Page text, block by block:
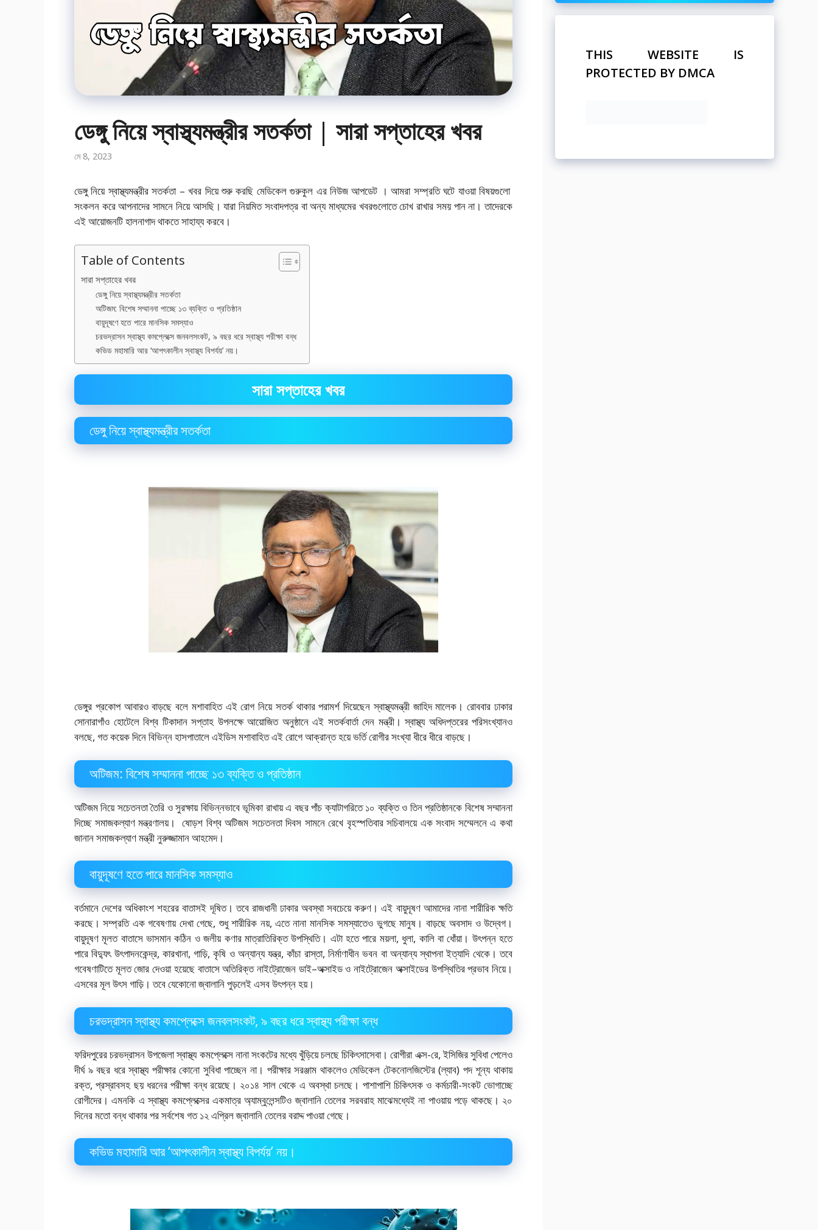
ডেঙ্গু নিয়ে স্বাস্থ্যমন্ত্রীর সতর্কতা | সারা সপ্তাহের খবর
মে 8, 2023
ডেঙ্গু নিয়ে স্বাস্থ্যমন্ত্রীর সতর্কতা – খবর দিয়ে শুরু করছি মেডিকেল গুরুকুল এর নিউজ আপডেট । আমরা সম্প্রতি ঘটে যাওয়া বিষয়গুলো
সংকলন করে আপনাদের সামনে নিয়ে আসছি। যারা নিয়মিত সংবাদপত্র বা অন্য মাধ্যমের খবরগুলোতে চোখ রাখার সময় পান না। তাদেরকে
এই আয়োজনটি হালনাগাদ থাকতে সাহায্য করবে।
Table of Contents
সারা সপ্তাহের খবর
ডেঙ্গু নিয়ে স্বাস্থ্যমন্ত্রীর সতর্কতা
অটিজম: বিশেষ সম্মাননা পাচ্ছে ১৩ ব্যক্তি ও প্রতিষ্ঠান
বায়ুদূষণে হতে পারে মানসিক সমস্যাও
চরভদ্রাসন স্বাস্থ্য কমপ্লেক্সে জনবলসংকট, ৯ বছর ধরে স্বাস্থ্য পরীক্ষা বন্ধ
কভিড মহামারি আর ‘আপৎকালীন স্বাস্থ্য বিপর্যয়’ নয়।
সারা সপ্তাহের খবর
ডেঙ্গু নিয়ে স্বাস্থ্যমন্ত্রীর সতর্কতা
ডেঙ্গুর প্রকোপ আবারও বাড়ছে বলে মশাবাহিত এই রোগ নিয়ে সতর্ক থাকার পরামর্শ দিয়েছেন স্বাস্থ্যমন্ত্রী জাহিদ মালেক। রোববার ঢাকার
সোনারাগাঁও হোটেলে বিশ্ব টিকাদান সপ্তাহ উপলক্ষে আয়োজিত অনুষ্ঠানে এই সতর্কবার্তা দেন মন্ত্রী।স্বাস্থ্য অধিদপ্তরের পরিসংখ্যানও
বলছে, গত কয়েক দিনে বিভিন্ন হাসপাতালে এইডিস মশাবাহিত এই রোগে আক্রান্ত হয়ে ভর্তি রোগীর সংখ্যা ধীরে ধীরে বাড়ছে।
অটিজম: বিশেষ সম্মাননা পাচ্ছে ১৩ ব্যক্তি ও প্রতিষ্ঠান
অটিজম নিয়ে সচেতনতা তৈরি ও সুরক্ষায় বিভিন্নভাবে ভূমিকা রাখায় এ বছর পাঁচ ক্যাটাগরিতে ১০ ব্যক্তি ও তিন প্রতিষ্ঠানকে বিশেষ সম্মাননা
দিচ্ছে সমাজকল্যাণ মন্ত্রণালয়।ষোড়শ বিশ্ব অটিজম সচেতনতা দিবস সামনে রেখে বৃহস্পতিবার সচিবালয়ে এক সংবাদ সম্মেলনে এ কথা
জানান সমাজকল্যাণ মন্ত্রী নুরুজ্জামান আহমেদ।
বায়ুদূষণে হতে পারে মানসিক সমস্যাও
বর্তমানে দেশের অধিকাংশ শহরের বাতাসই দূষিত। তবে রাজধানী ঢাকার অবস্থা সবচেয়ে করুণ। এই বায়ুদূষণ আমাদের নানা শারীরিক ক্ষতি
করছে। সম্প্রতি এক গবেষণায় দেখা গেছে, শুধু শারীরিক নয়, এতে নানা মানসিক সমস্যাতেও ভুগছে মানুষ। বাড়ছে অবসাদ ও উদ্বেগ।
বায়ুদূষণ মূলত বাতাসে ভাসমান কঠিন ও জলীয় কণার মাত্রাতিরিক্ত উপস্থিতি। এটা হতে পারে ময়লা, ধুলা, কালি বা ধোঁয়া। উৎপন্ন হতে
পারে বিদ্যুৎ উৎপাদনকেন্দ্র, কারখানা, গাড়ি, কৃষি ও অন্যান্য যন্ত্র, কাঁচা রাস্তা, নির্মাণাধীন ভবন বা অন্যান্য স্থাপনা ইত্যাদি থেকে। তবে
গবেষণাটিতে মূলত জোর দেওয়া হয়েছে বাতাসে অতিরিক্ত নাইট্রোজেন ডাই–অক্সাইড ও নাইট্রোজেন অক্সাইডের উপস্থিতির প্রভাব নিয়ে।
এসবের মূল উৎস গাড়ি। তবে যেকোনো জ্বালানি পুড়লেই এসব উৎপন্ন হয়।
চরভদ্রাসন স্বাস্থ্য কমপ্লেক্সে জনবলসংকট, ৯ বছর ধরে স্বাস্থ্য পরীক্ষা বন্ধ
ফরিদপুরের চরভদ্রাসন উপজেলা স্বাস্থ্য কমপ্লেক্সে নানা সংকটের মধ্যে খুঁড়িয়ে চলছে চিকিৎসাসেবা। রোগীরা এক্স-রে, ইসিজির সুবিধা পেলেও
দীর্ঘ ৯ বছর ধরে স্বাস্থ্য পরীক্ষার কোনো সুবিধা পাচ্ছেন না। পরীক্ষার সরঞ্জাম থাকলেও মেডিকেল টেকনোলজিস্টের (ল্যাব) পদ শূন্য থাকায়
রক্ত, প্রস্রাবসহ ছয় ধরনের পরীক্ষা বন্ধ রয়েছে। ২০১৪ সাল থেকে এ অবস্থা চলছে। পাশাপাশি চিকিৎসক ও কর্মচারী-সংকট ভোগাচ্ছে
রোগীদের। এমনকি এ স্বাস্থ্য কমপ্লেক্সের একমাত্র অ্যাম্বুলেন্সটিও জ্বালানি তেলের সরবরাহ মাঝেমধ্যেই না পাওয়ায় পড়ে থাকছে। ২০
দিনের মতো বন্ধ থাকার পর সর্বশেষ গত ১২ এপ্রিল জ্বালানি তেলের বরাদ্দ পাওয়া গেছে।
কভিড মহামারি আর ‘আপৎকালীন স্বাস্থ্য বিপর্যয়’ নয়।
THIS WEBSITE IS
PROTECTED BY DMCA